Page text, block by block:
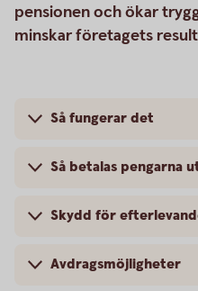
pensionen och ökar
minskar företagets
Så fungerar det
Så betalas pengarna
Skydd för
Avdragsmöjligheter